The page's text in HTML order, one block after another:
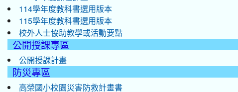
114學年度教科書選用版本
115學年度教科書選用版本
校外人士協助教學或活動要點
公開授課專區
公開授課計畫
防災專區
高榮國小校園災害防救計畫書